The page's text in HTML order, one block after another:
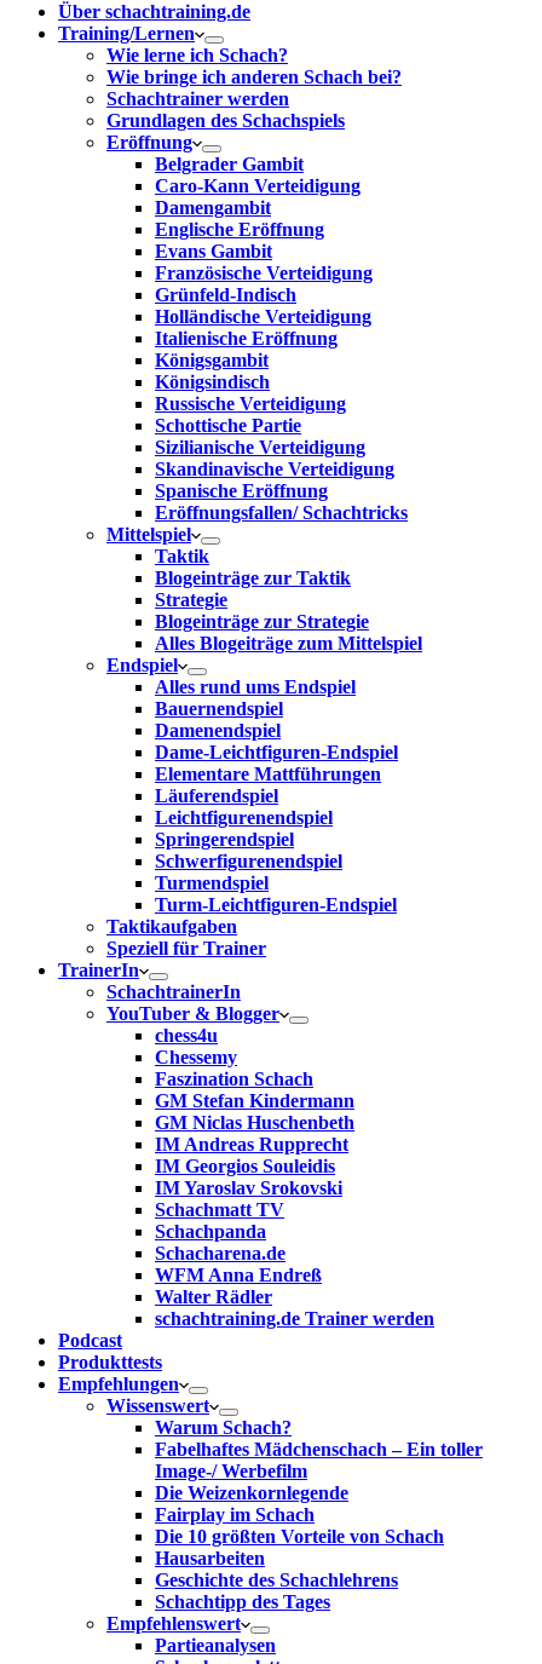
Über schachtraining.de
Training/Lernen
Wie lerne ich Schach?
Wie bringe ich anderen Schach bei?
Schachtrainer werden
Grundlagen des Schachspiels
Eröffnung
Belgrader Gambit
Caro-Kann Verteidigung
Damengambit
Englische Eröffnung
Evans Gambit
Französische Verteidigung
Grünfeld-Indisch
Holländische Verteidigung
Italienische Eröffnung
Königsgambit
Königsindisch
Russische Verteidigung
Schottische Partie
Sizilianische Verteidigung
Skandinavische Verteidigung
Spanische Eröffnung
Eröffnungsfallen/ Schachtricks
Mittelspiel
Taktik
Blogeinträge zur Taktik
Strategie
Blogeinträge zur Strategie
Alles Blogeiträge zum Mittelspiel
Endspiel
Alles rund ums Endspiel
Bauernendspiel
Damenendspiel
Dame-Leichtfiguren-Endspiel
Elementare Mattführungen
Läuferendspiel
Leichtfigurenendspiel
Springerendspiel
Schwerfigurenendspiel
Turmendspiel
Turm-Leichtfiguren-Endspiel
Taktikaufgaben
Speziell für Trainer
TrainerIn
SchachtrainerIn
YouTuber & Blogger
chess4u
Chessemy
Faszination Schach
GM Stefan Kindermann
GM Niclas Huschenbeth
IM Andreas Rupprecht
IM Georgios Souleidis
IM Yaroslav Srokovski
Schachmatt TV
Schachpanda
Schacharena.de
WFM Anna Endreß
Walter Rädler
schachtraining.de Trainer werden
Podcast
Produkttests
Empfehlungen
Wissenswert
Warum Schach?
Fabelhaftes Mädchenschach – Ein toller
Image-/ Werbefilm
Die Weizenkornlegende
Fairplay im Schach
Die 10 größten Vorteile von Schach‎
Hausarbeiten
Geschichte des Schachlehrens
Schachtipp des Tages
Empfehlenswert
Partieanalysen